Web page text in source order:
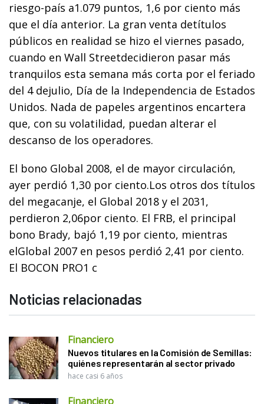
riesgo-país a1.079 puntos, 1,6 por ciento más
que el día anterior. La gran venta detítulos
públicos en realidad se hizo el viernes pasado,
cuando en Wall Streetdecidieron pasar más
tranquilos esta semana más corta por el feriado
del 4 dejulio, Día de la Independencia de Estados
Unidos. Nada de papeles argentinos encartera
que, con su volatilidad, puedan alterar el
descanso de los operadores.
El bono Global 2008, el de mayor circulación,
ayer perdió 1,30 por ciento.Los otros dos títulos
del megacanje, el Global 2018 y el 2031,
perdieron 2,06por ciento. El FRB, el principal
bono Brady, bajó 1,19 por ciento, mientras
elGlobal 2007 en pesos perdió 2,41 por ciento.
El BOCON PRO1 c
Noticias relacionadas
Financiero
Nuevos titulares en la Comisión de Semillas:
quiénes representarán al sector privado
hace casi 6 años
Financiero